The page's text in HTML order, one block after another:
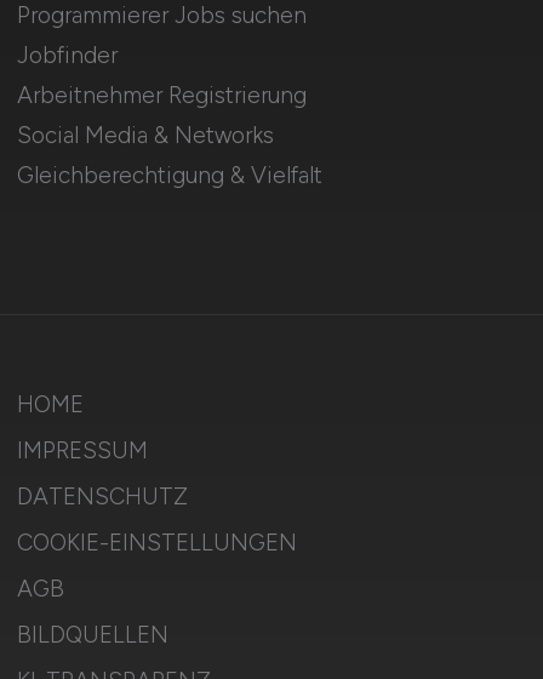
Programmierer Jobs suchen
Jobfinder
Arbeitnehmer Registrierung
Social Media & Networks
Gleichberechtigung & Vielfalt
HOME
IMPRESSUM
DATENSCHUTZ
COOKIE-EINSTELLUNGEN
AGB
BILDQUELLEN